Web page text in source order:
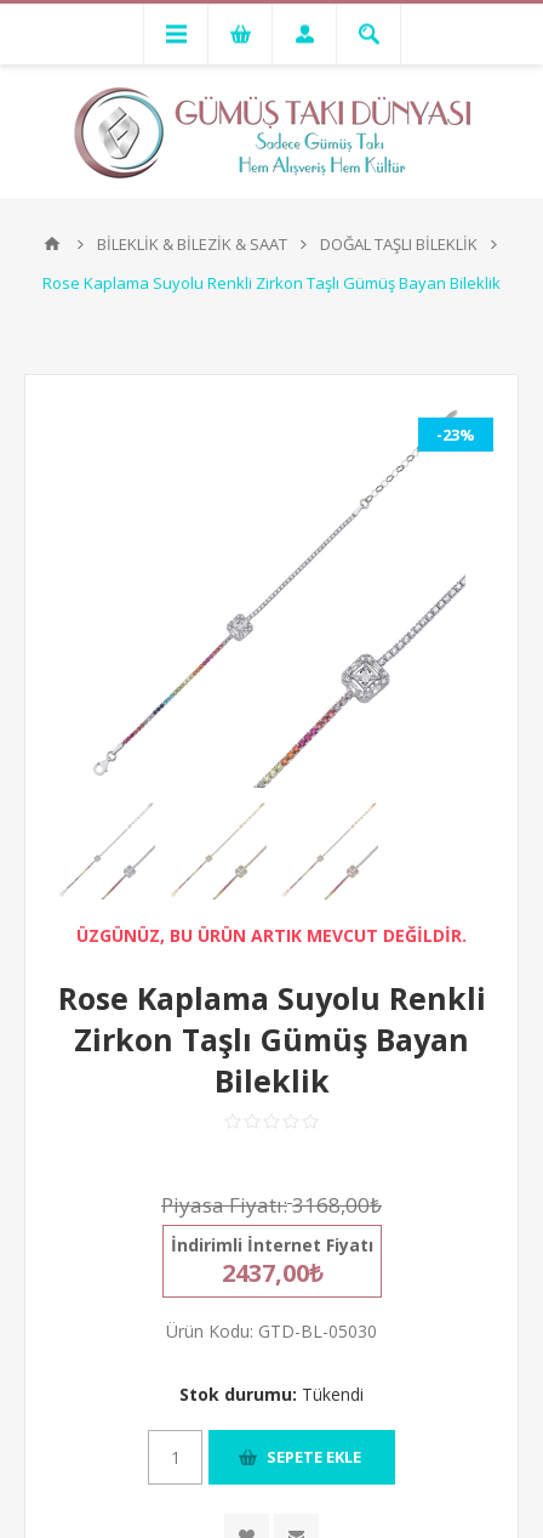
BİLEKLİK & BİLEZİK & SAAT
DOĞAL TAŞLI BİLEKLİK
Rose Kaplama Suyolu Renkli Zirkon Taşlı Gümüş Bayan Bileklik
-23%
ÜZGÜNÜZ, BU ÜRÜN ARTIK MEVCUT DEĞİLDİR.
Rose Kaplama Suyolu Renkli
Zirkon Taşlı Gümüş Bayan
Bileklik
Piyasa Fiyatı:3168,00₺
İndirimli İnternet Fiyatı
2437,00₺
Ürün Kodu: GTD-BL-05030
Stok durumu: Tükendi